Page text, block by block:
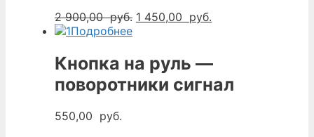
2 900,00руб. Первоначальная
2
900,00
руб..
1 450,00 руб.
Подробнее
Кнопка на руль —
поворотники сигнал
550,00 руб.